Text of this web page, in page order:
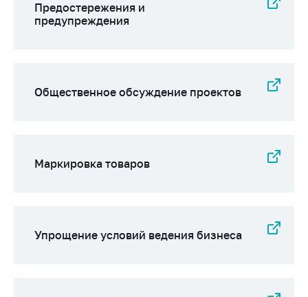
Предостережения и
предупреждения
Общественное обсуждение проектов
Маркировка товаров
Упрощение условий ведения бизнеса